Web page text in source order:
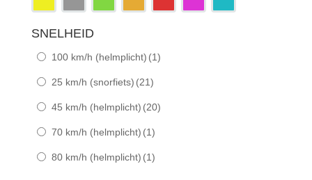
SNELHEID
100 km/h (helmplicht) (1)
25 km/h (snorfiets) (21)
45 km/h (helmplicht) (20)
70 km/h (helmplicht) (1)
80 km/h (helmplicht) (1)